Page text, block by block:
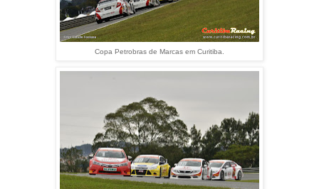
Copa Petrobras de Marcas em Curitiba.